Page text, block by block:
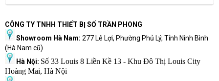
CÔNG TY TNHH THIẾT BỊ SỐ TRẦN PHONG
Showroom Hà Nam: 277 Lê Lợi, Phường Phủ Lý, Tỉnh Ninh Bình
(Hà Nam cũ)
Hà Nội: Số 33 Louis 8 Liền Kề 13 - Khu Đô Thị Louis City
Hoàng Mai, Hà Nội